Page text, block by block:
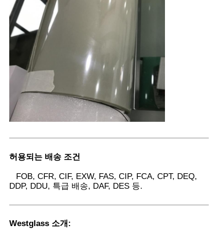
허용되는 배송 조건
FOB, CFR, CIF, EXW, FAS, CIP, FCA, CPT, DEQ,
DDP, DDU, 특급 배송, DAF, DES 등.
Westglass 소개 :